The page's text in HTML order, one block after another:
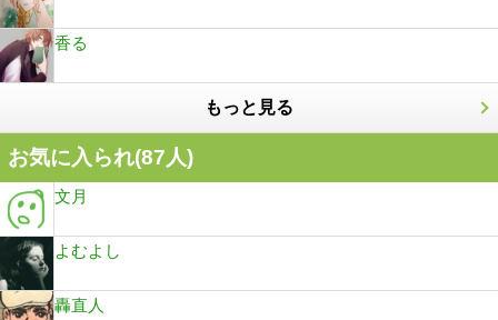
香る
もっと見る
お気に入られ(87人)
文月
よむよし
轟直人